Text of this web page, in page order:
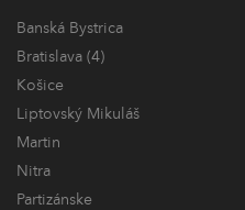
Banská Bystrica
Bratislava (4)
Košice
Liptovský Mikuláš
Martin
Nitra
Partizánske